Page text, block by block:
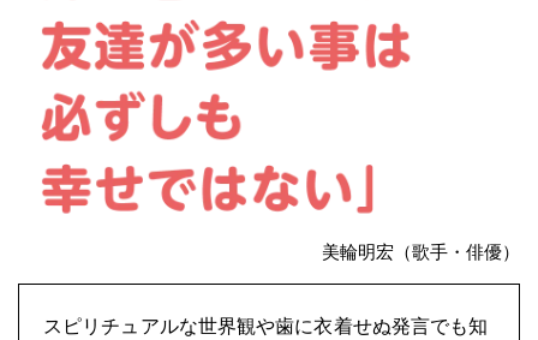
美輪明宏（歌手・俳優）
スピリチュアルな世界観や歯に衣着せぬ発言でも知